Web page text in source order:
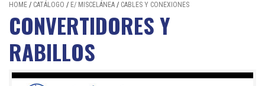
HOME / CATÁLOGO / E/ MISCELÁNEA / CABLES Y CONEXIONES
CONVERTIDORES Y
RABILLOS